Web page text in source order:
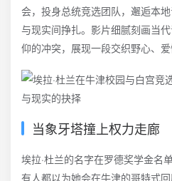
会，投身总统竞选团队，邂逅本
与现实间挣扎。影片细腻刻画当
仰的冲突，展现一段交织野心、
当象牙塔撞上权力走廊
埃拉·杜兰的名字在罗德奖学金名
有人都以为她会在牛津的哥特式